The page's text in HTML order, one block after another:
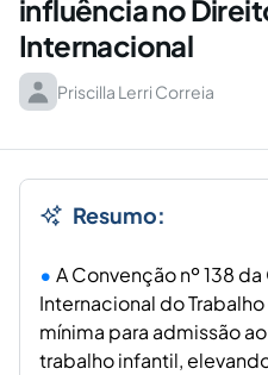
influência no
Internacional
Priscilla Lerri Correia
Resumo:
A Convenção nº 138
Internacional do
mínima para admissão
trabalho infantil,